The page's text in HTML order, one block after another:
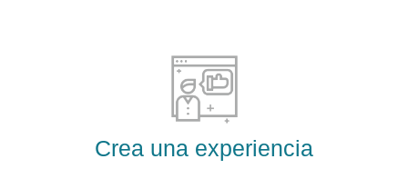
Crea una experiencia